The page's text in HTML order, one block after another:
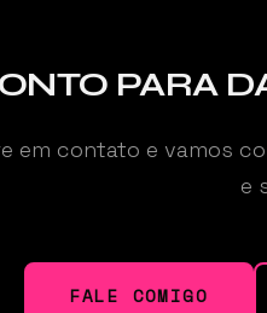
PARA
em contato e vamos
e
FALE COMIGO